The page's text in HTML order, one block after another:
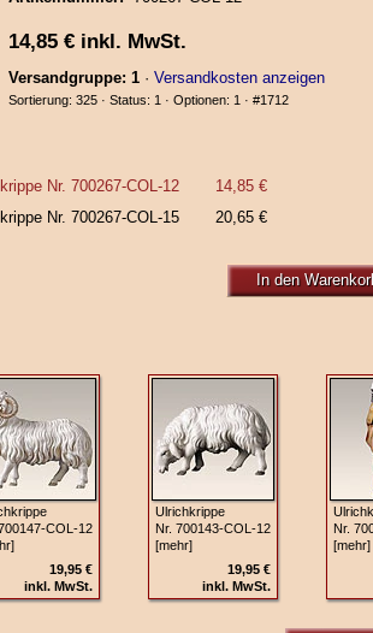
14,85 €inkl. MwSt.
Versandgruppe: 1· Versandkosten anzeigen
Sortierung: 325 · Status: 1 · Optionen: 1 · #1712
Nr. 700267‑COL‑12
14,85 €
Nr. 700267‑COL‑15 20,65 €
In den
19,95 €
inkl. MwSt.
Ulrichkrippe
Nr. 700143‑COL‑12
[mehr]
19,95 €
inkl. MwSt.
Nr.
[mehr]